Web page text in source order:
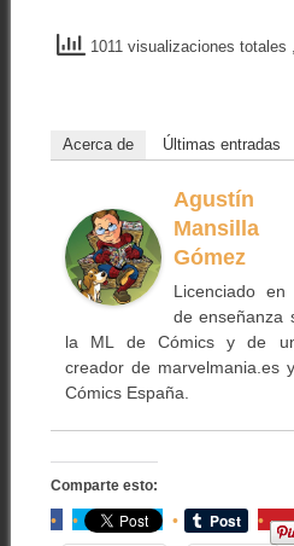
1011 visualizaciones totales
Acerca de Últimas entradas
Agustín
Mansilla
Gómez
Licenciado
de enseñanza
la ML de Cómics y de
creador de marvelmania.es
Cómics España.
Comparte esto: